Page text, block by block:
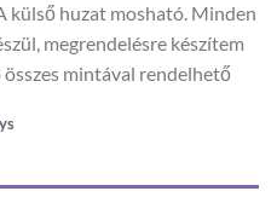
külső huzat mosható. Minden
megrendelésre készítem
mintával rendelhető